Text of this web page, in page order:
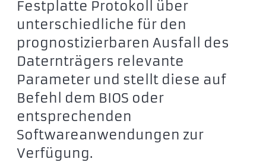
Festplatte Protokoll über
unterschiedliche für den
prognostizierbaren Ausfall des
Daternträgers relevante
Parameter und stellt diese auf
Befehl dem BIOS oder
entsprechenden
Softwareanwendungen zur
Verfügung.